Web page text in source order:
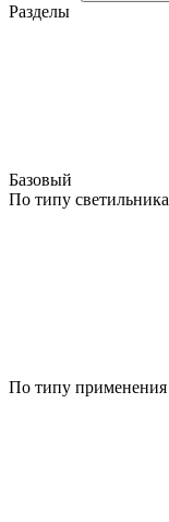
Разделы
Базовый
По типу светильника
По типу применения